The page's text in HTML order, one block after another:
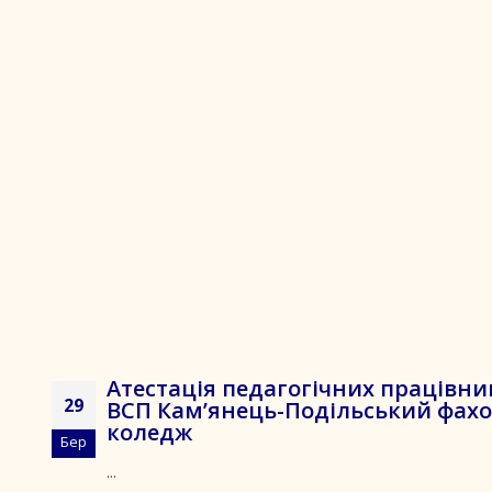
29
Бер
Атестація педагогічних
ВСП Кам’янець-Подільський
коледж
...